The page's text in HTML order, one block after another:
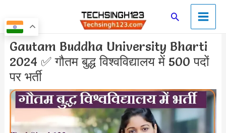
to
content
SearchMain
Menu
Gautam Buddha University Bharti
2024 ✅ गौतम बुद्ध विश्वविद्यालय में 500 पदों
पर भर्ती
Post
navigation